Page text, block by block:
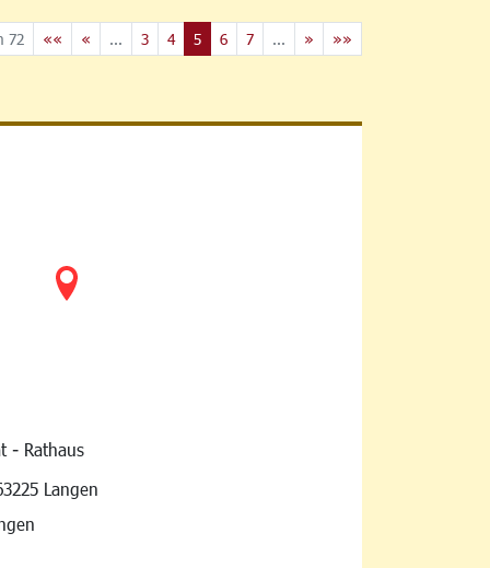
72 «« « ... 3 4 5 6 7 ... » »»
- Rathaus
Langen